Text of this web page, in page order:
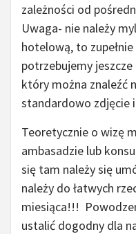
zależności od
Uwaga- nie należy
hotelową, to
potrzebujemy
który można znaleźć
standardowo zdjęcie
Teoretycznie o wizę
ambasadzie lub
się tam należy się
należy do łatwych
miesiąca!!!
ustalić dogodny dla